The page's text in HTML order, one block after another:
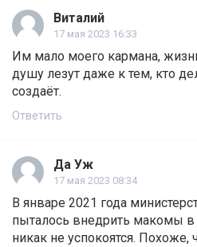
Виталий
17 мая 2023 16:33
Им мало моего кармана,
душу лезут даже к тем, кто
создаёт.
Ответить
Да Уж
17 мая 2023 08:34
В январе 2021 года
пыталось внедрить макомы в
никак не успокоятся. Похоже,